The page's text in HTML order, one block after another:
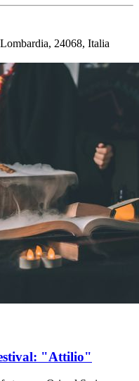
24068, Italia
"Attilio"